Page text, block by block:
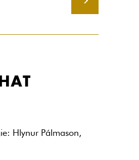
Hlynur Pálmason,